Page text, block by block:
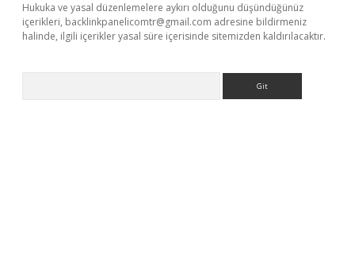
Hukuka ve yasal düzenlemelere aykırı olduğunu düşündüğünüz
içerikleri, backlinkpanelicomtr@gmail.com adresine bildirmeniz
halinde, ilgili içerikler yasal süre içerisinde sitemizden kaldırılacaktır.